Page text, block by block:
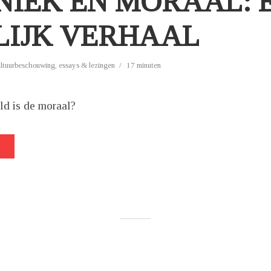
VERHAAL
, essays & lezingen 17 minuten
is de moraal?